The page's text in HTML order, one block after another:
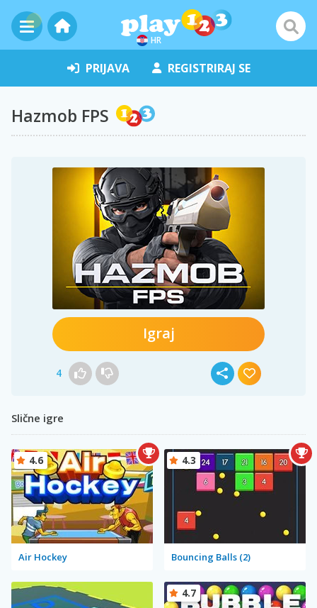
HR
PRIJAVA REGISTRIRAJ SE
Hazmob FPS
Igraj
4
Slične igre
Air Hockey
4.6
Bouncing Balls (2)
4.3
4.7